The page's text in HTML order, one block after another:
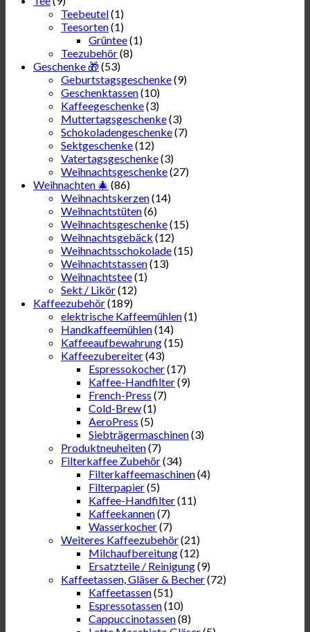
Teebeutel(1)
Teesorten(1)
Grüntee(1)
Teezubehör(8)
Geschenke 🎁 (53)
Geburtstagsgeschenke(9)
Geschenktassen(10)
Kaffeegeschenke(3)
Muttertagsgeschenke(3)
Schokoladengeschenke(7)
Sektgeschenke(12)
Vatertagsgeschenke(3)
Weihnachtsgeschenke(27)
Weihnachten 🎄 (86)
Weihnachtskerzen(14)
Weihnachtstüten(6)
Weihnachtsgeschenke(15)
Weihnachtsgebäck (12)
Weihnachtsschokolade(15)
Weihnachtstassen(13)
Weihnachtstee(1)
Sekt / Likör(12)
Kaffeezubehör(189)
elektrische Kaffeemühlen(1)
Handkaffeemühlen(14)
Kaffeeaufbewahrung(15)
Kaffeezubereiter(43)
Espressokocher(17)
Kaffee-Handfilter(9)
French-Press (7)
Cold-Brew(1)
AeroPress (5)
Siebträgermaschinen(3)
Produktneuheiten(7)
Filterkaffee Zubehör(34)
Filterkaffeemaschinen(4)
Filterpapier(5)
Kaffee-Handfilter(11)
Kaffeekannen(7)
Wasserkocher(7)
Weiteres Kaffeezubehör(21)
Milchaufbereitung(12)
Ersatzteile / Reinigung(9)
Kaffeetassen, Gläser & Becher(72)
Kaffeetassen(51)
Espressotassen(10)
Cappuccinotassen(8)